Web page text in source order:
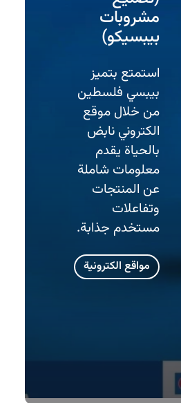
مشروبات
بيبسيكو)
استمتع بتميز
بيبسي فلسطين
من خلال موقع
الكتروني نابض
بالحياة يقدم
معلومات شاملة
عن المنتجات
وتفاعلات
مستخدم جذابة.
مواقع الكترونية